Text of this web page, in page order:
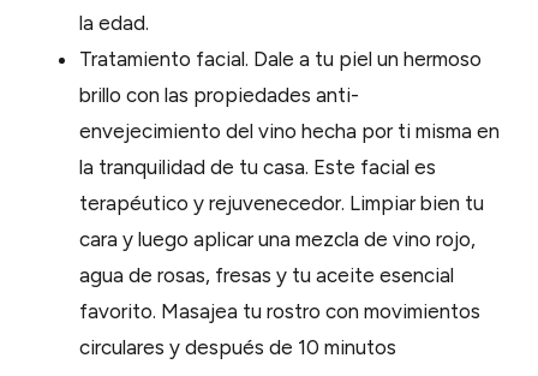
la edad.
Tratamiento facial. Dale a tu piel un hermoso
brillo con las propiedades anti-
envejecimiento del vino hecha por ti misma en
la tranquilidad de tu casa. Este facial es
terapéutico y rejuvenecedor. Limpiar bien tu
cara y luego aplicar una mezcla de vino rojo,
agua de rosas, fresas y tu aceite esencial
favorito. Masajea tu rostro con movimientos
circulares y después de 10 minutos